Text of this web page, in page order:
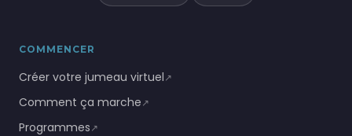
COMMENCER
Créer votre jumeau virtuel↗
Comment ça marche↗
Programmes↗